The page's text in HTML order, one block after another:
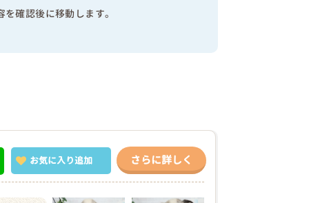
確認後に移動します。
お気に入り追加 さらに詳しく